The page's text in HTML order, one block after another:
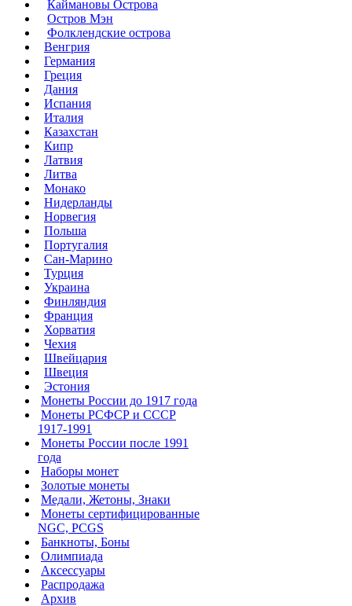
Каймановы Острова
Остров Мэн
Фолклендские острова
Венгрия
Германия
Греция
Дания
Испания
Италия
Казахстан
Кипр
Латвия
Литва
Монако
Нидерланды
Норвегия
Польша
Португалия
Сан-Марино
Турция
Украина
Финляндия
Франция
Хорватия
Чехия
Швейцария
Швеция
Эстония
Монеты России до 1917 года
Монеты РСФСР и СССР
1917-1991
Монеты России после 1991
года
Наборы монет
Золотые монеты
Медали, Жетоны, Знаки
Монеты сертифицированные
NGC, PCGS
Банкноты, Боны
Олимпиада
Аксессуары
Распродажа
Архив